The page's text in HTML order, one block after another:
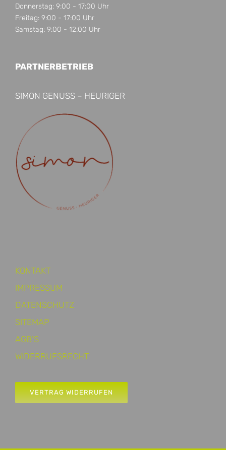
Donnerstag: 9:00 - 17:00 Uhr
Freitag: 9:00 - 17:00 Uhr
Samstag: 9:00 - 12:00 Uhr
PARTNERBETRIEB
SIMON GENUSS – HEURIGER
KONTAKT
IMPRESSUM
DATENSCHUTZ
SITEMAP
AGB’S
WIDERRUFSRECHT
VERTRAG WIDERRUFEN